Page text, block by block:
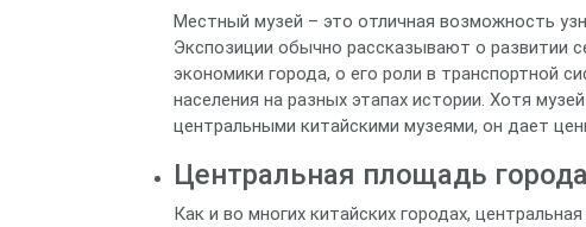
Местный музей – это отличная возможность
Экспозиции обычно рассказывают о развитии
экономики города, о его роли в транспортной
населения на разных этапах истории. Хотя
центральными китайскими музеями, он дает
Центральная площадь города
Как и во многих китайских городах,